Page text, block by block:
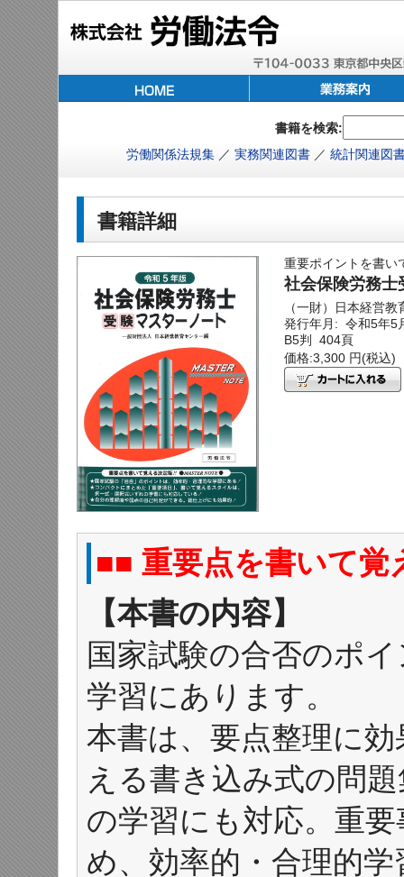
書籍を検索:
労働関係法規集／ 実務関連図書／ 統計関連図
書籍詳細
重要ポイントを書い
社会保険労務
（一財）日本経営
発行年月: 令和5年
B5判 404頁
価格:3,300 円(税込)
■■ 重要点を書いて覚
【本書の内容】
国家試験の合否のポ
学習にあります。
本書は、要点整理に
える書き込み式の問
の学習にも対応。重
め、効率的・合理的